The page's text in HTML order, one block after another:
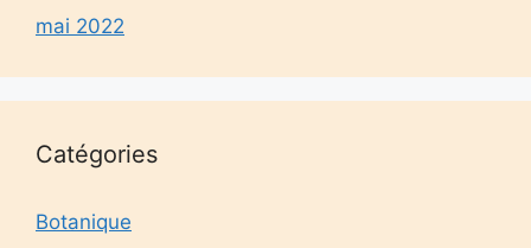
mai 2022
Catégories
Botanique